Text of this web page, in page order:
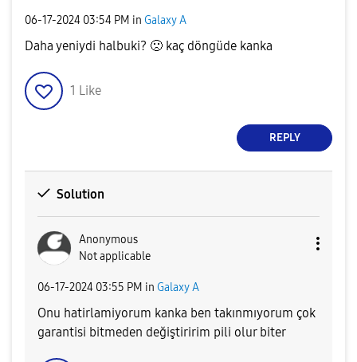
‎06-17-2024 03:54 PM in Galaxy A
Daha yeniydi halbuki? 🙁 kaç döngüde kanka
1 Like
REPLY
Solution
Anonymous
Not applicable
‎06-17-2024 03:55 PM in Galaxy A
Onu hatirlamiyorum kanka ben takınmıyorum çok
garantisi bitmeden değiştiririm pili olur biter